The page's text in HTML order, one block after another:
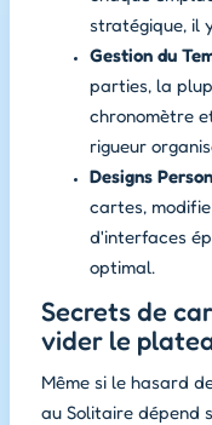
stratégique, il
Gestion du
parties, la
chronomètre
rigueur
Designs
cartes,
d'interfaces
optimal.
Secrets de
vider le
Même si le hasard
au Solitaire dépend